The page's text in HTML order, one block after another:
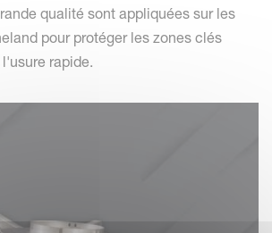
qualité sont appliquées sur les
pour protéger les zones clés
rapide.